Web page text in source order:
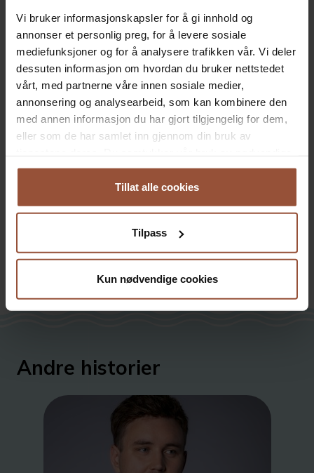
Vi bruker informasjonskapsler for å gi innhold og
annonser et personlig preg, for å levere sosiale
mediefunksjoner og for å analysere trafikken vår. Vi deler
dessuten informasjon om hvordan du bruker nettstedet
vårt, med partnerne våre innen sosiale medier,
annonsering og analysearbeid, som kan kombinere den
med annen informasjon du har gjort tilgjengelig for dem,
eller som de har samlet inn gjennom din bruk av
informasjonskapsler ved å bruke nettstedet vårt.
Tillat alle cookies
Tilpass
Kun nødvendige cookies
Andre historier